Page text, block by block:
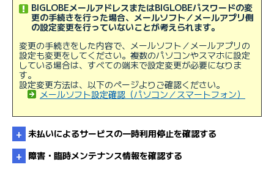
BIGLOBEメールアドレスまたはBIGLOBEパスワードの変
更の手続きを行った場合、メールソフト／メールアプリ側
の設定変更を行っていないことが考えられます。
変更の手続きをした内容で、メールソフト／メールアプリの
設定も変更をしてください。複数のパソコンやスマホに設定
している場合は、すべての端末で設定変更が必要になりま
す。
設定変更方法は、以下のページよりご確認ください。
メールソフト設定確認（パソコン／スマートフォン）
未払いによるサービスの一時利用停止を確認する
障害・臨時メンテナンス情報を確認する